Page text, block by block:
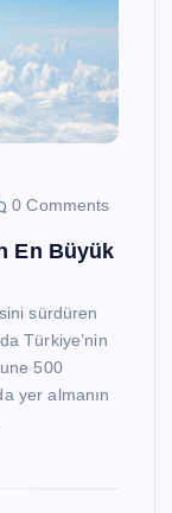
0 Comments
En Büyük
sürdüren
Türkiye’nin
500
yer almanın